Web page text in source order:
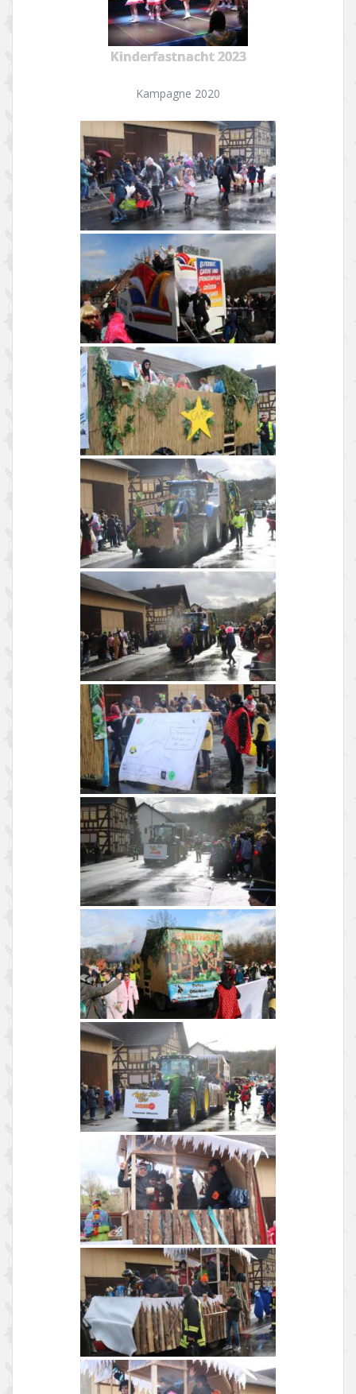
Kinderfastnacht 2023
Kampagne 2020